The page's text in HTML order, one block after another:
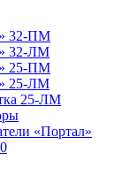
32-ПМ
32-ЛМ
25-ПМ
25-ЛМ
25-ЛМ
«Портал»